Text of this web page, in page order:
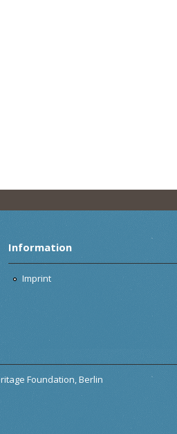
Information
Imprint
Foundation, Berlin